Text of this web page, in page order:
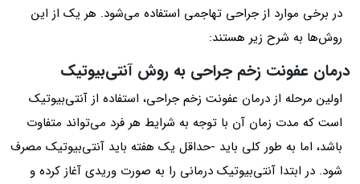
در برخی موارد از جراحی تهاجمی استفاده می‌شود. هر یک از این
روش‌ها به شرح زیر هستند:
درمان عفونت زخم جراحی به روش آنتی‌بیوتیک
اولین مرحله از درمان عفونت زخم جراحی، استفاده از آنتی‌بیوتیک
است که مدت زمان آن با توجه به شرایط هر فرد می‌تواند متفاوت
باشد، اما به طور کلی باید -حداقل یک هفته باید آنتی‌بیوتیک مصرف
شود. در ابتدا آنتی‌بیوتیک درمانی را به صورت وریدی آغاز کرده و